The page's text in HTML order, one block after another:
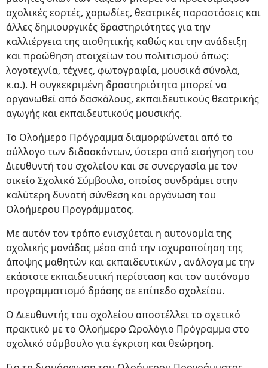
σχολικές εορτές, χορωδίες, θεατρικές παραστάσεις και
άλλες δημιουργικές δραστηριότητες για την
καλλιέργεια της αισθητικής καθώς και την ανάδειξη
και προώθηση στοιχείων του πολιτισμού όπως:
λογοτεχνία, τέχνες, φωτογραφία, μουσικά σύνολα,
κ.α.). Η συγκεκριμένη δραστηριότητα μπορεί να
οργανωθεί από δασκάλους, εκπαιδευτικούς θεατρικής
αγωγής και εκπαιδευτικούς μουσικής.
Το Ολοήμερο Πρόγραμμα διαμορφώνεται από το
σύλλογο των διδασκόντων, ύστερα από εισήγηση του
Διευθυντή του σχολείου και σε συνεργασία με τον
οικείο Σχολικό Σύμβουλο, οποίος συνδράμει στην
καλύτερη δυνατή σύνθεση και οργάνωση του
Ολοήμερου Προγράμματος.
Με αυτόν τον τρόπο ενισχύεται η αυτονομία της
σχολικής μονάδας μέσα από την ισχυροποίηση της
άποψης μαθητών και εκπαιδευτικών , ανάλογα με την
εκάστοτε εκπαιδευτική περίσταση και τον αυτόνομο
προγραμματισμό δράσης σε επίπεδο σχολείου.
Ο Διευθυντής του σχολείου αποστέλλει το σχετικό
πρακτικό με το Ολοήμερο Ωρολόγιο Πρόγραμμα στο
σχολικό σύμβουλο για έγκριση και θεώρηση.